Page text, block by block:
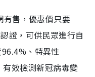
售，優惠價只要
證，可供民眾進行自
、特異性
效檢測新冠病毒變